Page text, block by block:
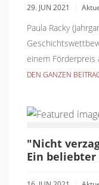
29. JUN 2021
Paula Racky
einem Förderpreis
DEN GANZEN
"Nicht
Ein beliebter